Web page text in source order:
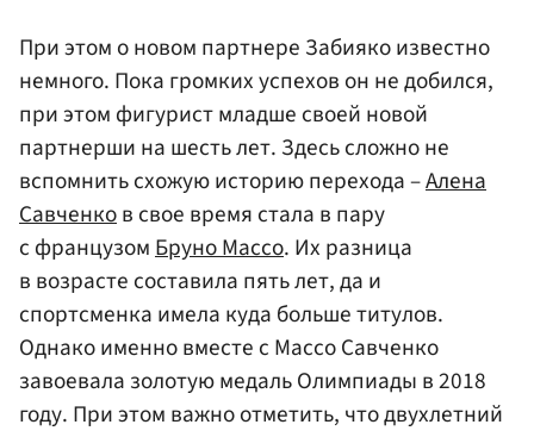
При этом о новом партнере Забияко известно
немного. Пока громких успехов он не добился,
при этом фигурист младше своей новой
партнерши на шесть лет. Здесь сложно не
вспомнить схожую историю перехода –Алена
Савченков свое время стала в пару
с французомБруно Массо. Их разница
в возрасте составила пять лет, да и
спортсменка имела куда больше титулов.
Однако именно вместе с Массо Савченко
завоевала золотую медаль Олимпиады в 2018
году. При этом важно отметить, что двухлетний